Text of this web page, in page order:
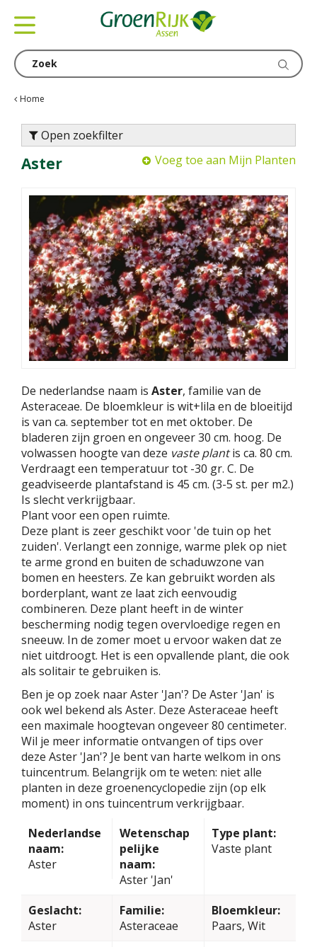
Home
Open zoekfilter
Aster Voeg toe aan Mijn Planten
De nederlandse naam is Aster, familie van de
Asteraceae. De bloemkleur is wit+lila en de bloeitijd
is van ca. september tot en met oktober. De
bladeren zijn groen en ongeveer 30 cm. hoog. De
volwassen hoogte van deze vaste plantis ca. 80 cm.
Verdraagt een temperatuur tot -30 gr. C. De
geadviseerde plantafstand is 45 cm. (3-5 st. per m2.)
Is slecht verkrijgbaar.
Plant voor een open ruimte.
Deze plant is zeer geschikt voor 'de tuin op het
zuiden'. Verlangt een zonnige, warme plek op niet
te arme grond en buiten de schaduwzone van
bomen en heesters. Ze kan gebruikt worden als
borderplant, want ze laat zich eenvoudig
combineren. Deze plant heeft in de winter
bescherming nodig tegen overvloedige regen en
sneeuw. In de zomer moet u ervoor waken dat ze
niet uitdroogt. Het is een opvallende plant, die ook
als solitair te gebruiken is.
Ben je op zoek naar Aster 'Jan'? De Aster 'Jan' is
ook wel bekend als Aster. Deze Asteraceae heeft
een maximale hoogtevan ongeveer 80 centimeter.
Wil je meer informatie ontvangen of tips over
deze Aster 'Jan'? Je bent van harte welkom in ons
tuincentrum. Belangrijk om te weten: niet alle
planten in deze groenencyclopedie zijn (op elk
moment) in ons tuincentrum verkrijgbaar.
Nederlandse
naam:
Aster
Wetenschap
pelijke
naam:
Aster 'Jan'
Type plant:
Vaste plant
Geslacht:
Aster
Familie:
Asteraceae
Bloemkleur:
Paars, Wit